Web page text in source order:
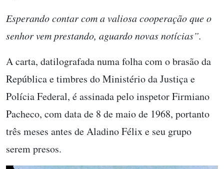
Esperando contar com a valiosa cooperação que o
senhor vem prestando, aguardo novas notícias”.
Acarta, datilografada numa folha com o brasão da
República e timbres do Ministério da Justiça e
Polícia Federal, é assinada pelo inspetor Firmiano
Pacheco, com data de 8 de maio de 1968, portanto
três meses antes de Aladino Félix e seu grupo
serem presos.